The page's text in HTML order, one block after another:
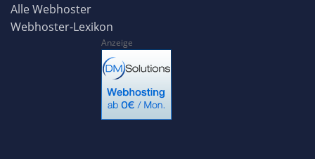
Alle Webhoster
Webhoster-Lexikon
Anzeige